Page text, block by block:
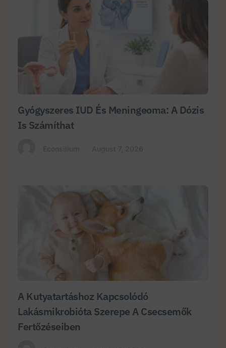
Gyógyszeres IUD És Meningeoma: A Dózis
Is Számíthat
A Kutyatartáshoz Kapcsolódó
Lakásmikrobióta Szerepe A Csecsemők
Fertőzéseiben